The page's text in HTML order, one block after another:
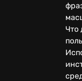
Что